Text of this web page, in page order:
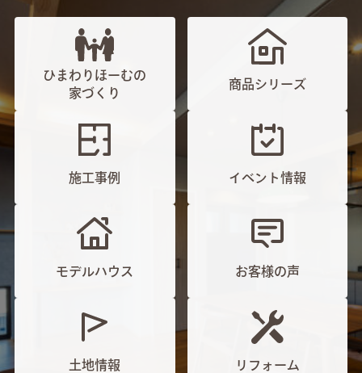
ひまわりほーむの
家づくり
商品シリーズ
施工事例 イベント情報
モデルハウス お客様の声
土地情報 リフォーム